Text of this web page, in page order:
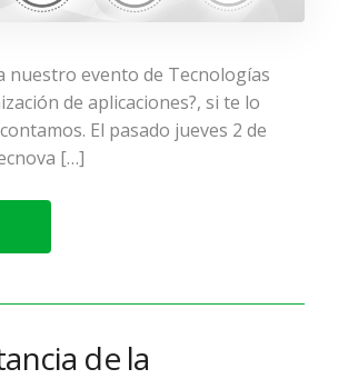
nuestro evento de Tecnologías
de aplicaciones?, si te lo
El pasado jueves 2 de
[…]
de la